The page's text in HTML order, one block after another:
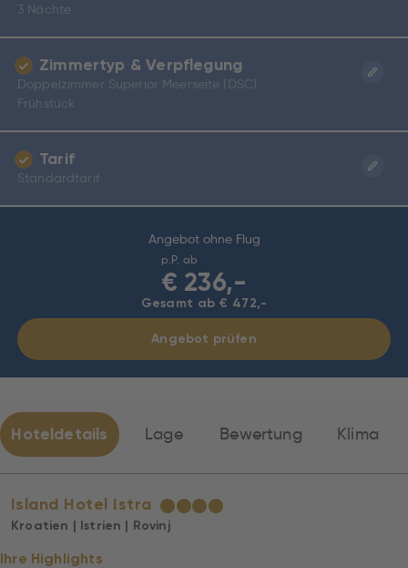
Angebot ohne Flug
p.P. ab
€ 236,-
Gesamt ab € 472,-
Angebot prüfen
3 Nächte
Zimmertyp & Verpflegung
Doppelzimmer Superior Meerseite (DSC)
Frühstück
Tarif
Standardtarif
Hoteldetails Lage Bewertung Klima
Island Hotel Istra ★★★★
Kroatien | Istrien | Rovinj
Ihre Highlights